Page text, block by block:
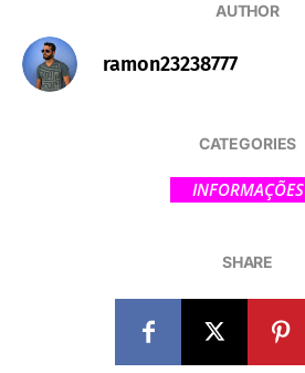
AUTHOR
ramon23238777
CATEGORIES
INFORMAÇÕES
SHARE